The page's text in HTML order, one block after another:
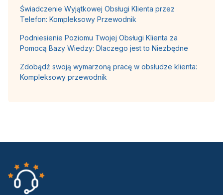
Świadczenie Wyjątkowej Obsługi Klienta przez
Telefon: Kompleksowy Przewodnik
Podniesienie Poziomu Twojej Obsługi Klienta za
Pomocą Bazy Wiedzy: Dlaczego jest to Niezbędne
Zdobądź swoją wymarzoną pracę w obsłudze klienta:
Kompleksowy przewodnik